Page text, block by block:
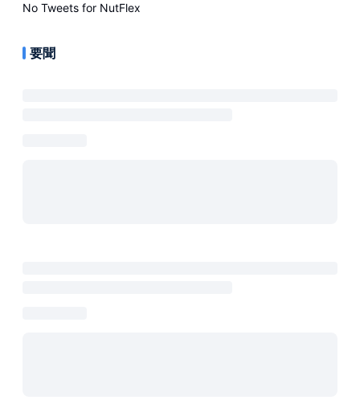
No Tweets for NutFlex
要聞